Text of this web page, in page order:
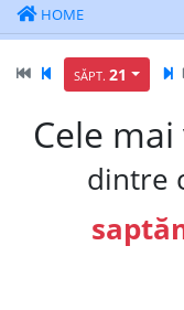
HOME
SĂPT. 21
Cele
dintre